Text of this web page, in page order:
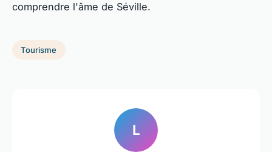
comprendre l'âme de Séville.
Tourisme
L